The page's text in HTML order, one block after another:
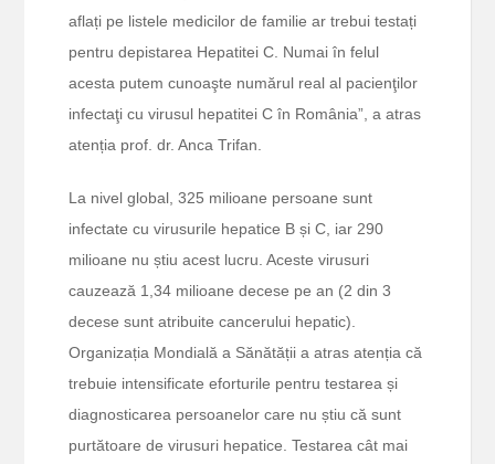
aflați pe listele medicilor de familie ar trebui testați
pentru depistarea Hepatitei C. Numai în felul
acesta putem cunoaşte numărul real al pacienţilor
infectaţi cu virusul hepatitei C în România”, a atras
atenția prof. dr. Anca Trifan.
La nivel global, 325 milioane persoane sunt
infectate cu virusurile hepatice B și C, iar 290
milioane nu știu acest lucru. Aceste virusuri
cauzează 1,34 milioane decese pe an (2 din 3
decese sunt atribuite cancerului hepatic).
Organizația Mondială a Sănătății a atras atenția că
trebuie intensificate eforturile pentru testarea și
diagnosticarea persoanelor care nu știu că sunt
purtătoare de virusuri hepatice. Testarea cât mai